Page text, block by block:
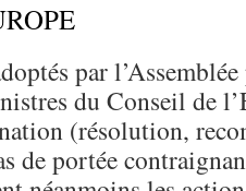
par
du Conseil de
(résolution,
de portée